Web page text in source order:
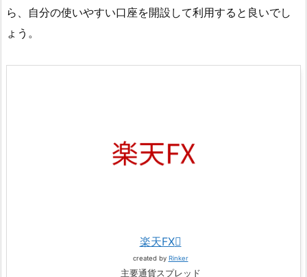
ら、自分の使いやすい口座を開設して利用すると良いでし
ょう。
楽天FX
created by Rinker
主要通貨スプレッド